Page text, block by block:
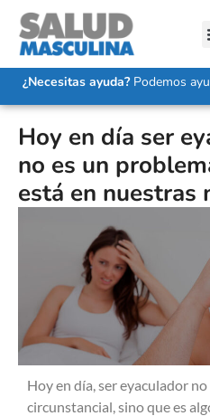
¿Necesitas ayuda?Podemos
Hoy en día ser
no es un
está en nuestras
Hoy en día, ser eyaculador
circunstancial, sino que es